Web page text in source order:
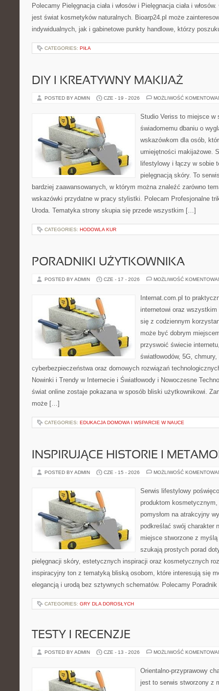
Polecamy Pielęgnacja ciała i włosów i Pielęgnacja ciała i
jest świat kosmetyków naturalnych. Bioarp24.pl może
indywidualnych, jak i gabinetowe punkty handlowe, którzy
CATEGORIES: PIŁA
DIY I KREATYWNY MAKIJAŻ
POSTED BY ADMIN CZE - 19 - 2026 MOŻLIWOŚĆ
Studio Veriss to miejsce w
świadomemu dbaniu o
wskazówkom dla osób,
umiejętności makijażowe.
lifestylowy i łączy w sobie
pielęgnacją skóry. To
bardziej zaawansowanych, w którym można znaleźć zarówno
wskazówki przydatne w pracy stylistki. Polecam Profesjonalne
Uroda. Tematyka strony skupia się przede wszystkim […]
CATEGORIES: HODOWLA KUR
PORADNIKI UŻYTKOWNIKA
POSTED BY ADMIN CZE - 17 - 2026 MOŻLIWOŚĆ
Internat.com.pl to
internetowi oraz
się z codziennym
może być dobrym
przyswoić świecie
światłowodów, 5G,
cyberbezpieczeństwa oraz domowych rozwiązań
Nowinki i Trendy w Internecie i Światłowody i Nowoczesne
świat online zostaje pokazana w sposób bliski użytkownikowi.
może […]
CATEGORIES: EDUKACJA DOMOWA I WSPARCIE W NAUCE
INSPIRUJĄCE HISTORIE I
POSTED BY ADMIN CZE - 15 - 2026 MOŻLIWOŚĆ
Serwis lifestylowy
produktom
pomysłom na atrakcyjny
podkreślać swój charakter
miejsce stworzone z
szukają prostych porad
pielęgnacji skóry, estetycznych inspiracji oraz kosmetycznych
inspiracyjny ton z tematyką bliską osobom, które interesują się
elegancją i urodą bez sztywnych schematów. Polecamy
CATEGORIES: GRY DLA DOROSŁYCH
TESTY I RECENZJE
POSTED BY ADMIN CZE - 13 - 2026 MOŻLIWOŚĆ
Orientalno-przyprawowy
jest to serwis stworzony z